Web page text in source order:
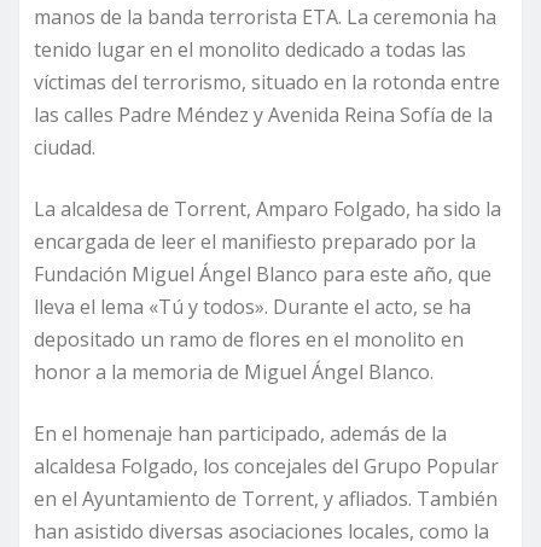
manos de la banda terrorista ETA. La ceremonia ha
tenido lugar en el monolito dedicado a todas las
víctimas del terrorismo, situado en la rotonda entre
las calles Padre Méndez y Avenida Reina Sofía de la
ciudad.
La alcaldesa de Torrent, Amparo Folgado, ha sido la
encargada de leer el manifiesto preparado por la
Fundación Miguel Ángel Blanco para este año, que
lleva el lema «Tú y todos». Durante el acto, se ha
depositado un ramo de flores en el monolito en
honor a la memoria de Miguel Ángel Blanco.
En el homenaje han participado, además de la
alcaldesa Folgado, los concejales del Grupo Popular
en el Ayuntamiento de Torrent, y afliados. También
han asistido diversas asociaciones locales, como la